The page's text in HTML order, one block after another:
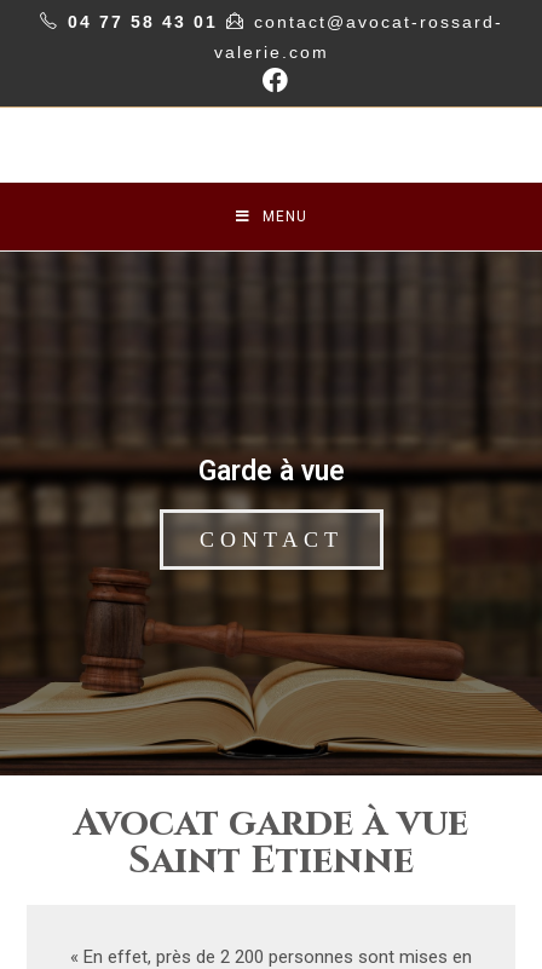
04 77 58 43 01
contact@avocat-rossard-
valerie.com
MENU
Garde à vue
CONTACT
Avocat garde à vue
Saint Etienne
« En effet, près de 2 200 personnes sont mises en